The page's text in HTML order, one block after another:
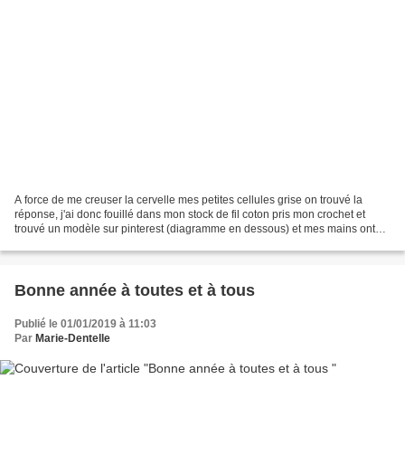
A force de me creuser la cervelle mes petites cellules grise on trouvé la
réponse, j'ai donc fouillé dans mon stock de fil coton pris mon crochet et
trouvé un modèle sur pinterest (diagramme en dessous) et mes mains ont
Bonne année à toutes et à tous
Publié le 01/01/2019 à 11:03
Par Marie-Dentelle